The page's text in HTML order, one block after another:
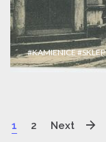
#KAMIENICE#SKLEP
1 2 Next